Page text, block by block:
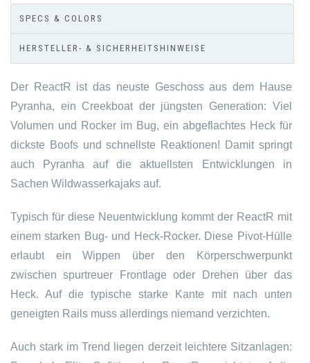
SPECS & COLORS
HERSTELLER- & SICHERHEITSHINWEISE
Der ReactR ist das neuste Geschoss aus dem Hause
Pyranha, ein Creekboat der jüngsten Generation: Viel
Volumen und Rocker im Bug, ein abgeflachtes Heck für
dickste Boofs und schnellste Reaktionen! Damit springt
auch Pyranha auf die aktuellsten Entwicklungen in
Sachen Wildwasserkajaks auf.
Typisch für diese Neuentwicklung kommt der ReactR mit
einem starken Bug- und Heck-Rocker. Diese Pivot-Hülle
erlaubt ein Wippen über den Körperschwerpunkt
zwischen spurtreuer Frontlage oder Drehen über das
Heck. Auf die typische starke Kante mit nach unten
geneigten Rails muss allerdings niemand verzichten.
Auch stark im Trend liegen derzeit leichtere Sitzanlagen: